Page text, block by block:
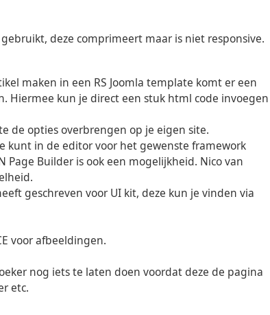
deze comprimeert maar is niet responsive.
maken in een RS Joomla template komt er een
Hiermee kun je direct een stuk html code invoegen
de opties overbrengen op je eigen site.
kunt in de editor voor het gewenste framework
Page Builder is ook een mogelijkheid. Nico van
geschreven voor UI kit, deze kun je vinden via
voor afbeeldingen.
nog iets te laten doen voordat deze de pagina
etc.